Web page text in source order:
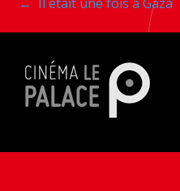
les
articles
Navigation
entre
les
articles